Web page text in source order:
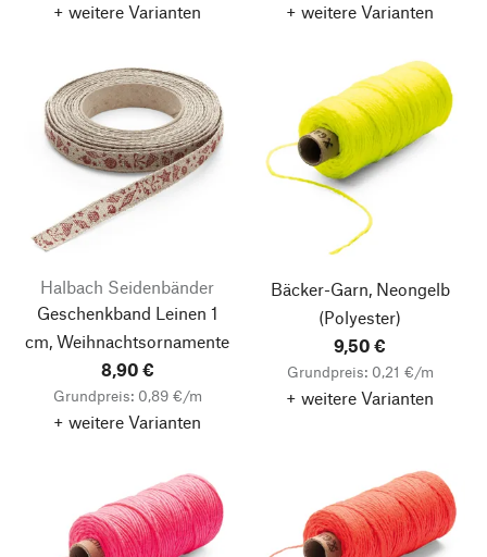
+ weitere Varianten + weitere Varianten
Halbach Seidenbänder
Geschenkband Leinen 1
cm, Weihnachtsornamente
8,90 €
Grundpreis: 0,89 €/m
+ weitere Varianten
Bäcker-Garn, Neongelb
(Polyester)
9,50 €
Grundpreis: 0,21 €/m
+ weitere Varianten